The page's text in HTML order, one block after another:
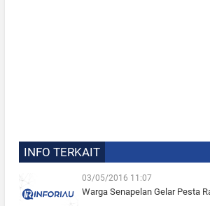
INFO TERKAIT
03/05/2016 11:07
Warga Senapelan Gelar Pesta